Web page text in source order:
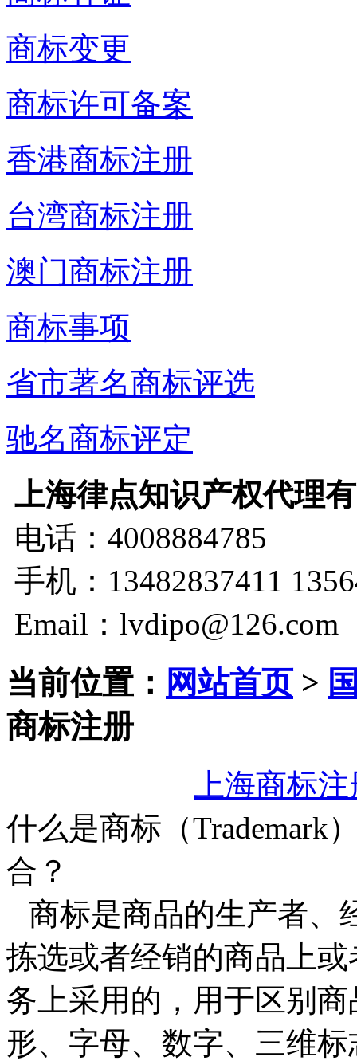
商标变更
商标许可备案
香港商标注册
台湾商标注册
澳门商标注册
商标事项
省市著名商标评选
驰名商标评定
上海律点知识产权代理
电话：4008884785
手机：13482837411
Email：lvdipo@126.com
当前位置： 网站首页>
商标注册
上海商标
什么是商标（Trademark
合？
商标是商品的生产者、
拣选或者经销的商品上
务上采用的，用于区别
形、字母、数字、三维